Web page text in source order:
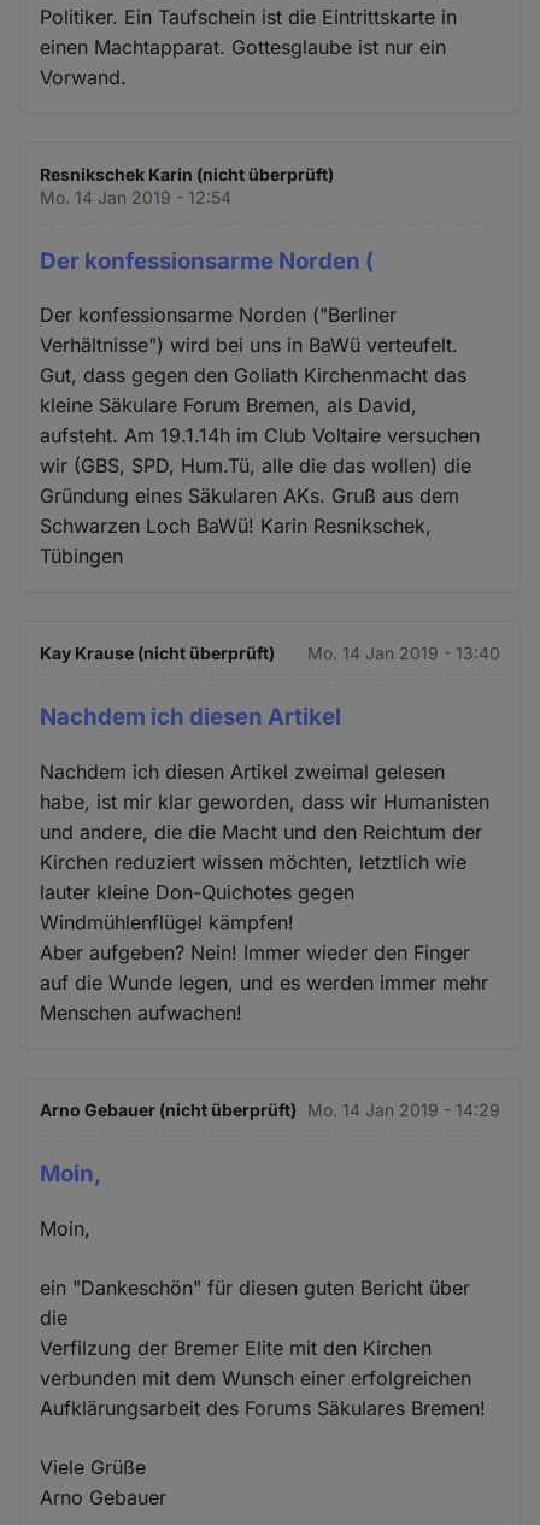
Politiker. Ein Taufschein ist die Eintrittskarte in
einen Machtapparat. Gottesglaube ist nur ein
Vorwand.
Resnikschek Karin (nicht überprüft)
Mo. 14 Jan 2019 - 12:54
Der konfessionsarme Norden (
Der konfessionsarme Norden ("Berliner
Verhältnisse") wird bei uns in BaWü verteufelt.
Gut, dass gegen den Goliath Kirchenmacht das
kleine Säkulare Forum Bremen, als David,
aufsteht. Am 19.1.14h im Club Voltaire versuchen
wir (GBS, SPD, Hum.Tü, alle die das wollen) die
Gründung eines Säkularen AKs. Gruß aus dem
Schwarzen Loch BaWü! Karin Resnikschek,
Tübingen
Kay Krause (nicht überprüft) Mo. 14 Jan 2019 - 13:40
Nachdem ich diesen Artikel
Nachdem ich diesen Artikel zweimal gelesen
habe, ist mir klar geworden, dass wir Humanisten
und andere, die die Macht und den Reichtum der
Kirchen reduziert wissen möchten, letztlich wie
lauter kleine Don-Quichotes gegen
Windmühlenflügel kämpfen!
Aber aufgeben? Nein! Immer wieder den Finger
auf die Wunde legen, und es werden immer mehr
Menschen aufwachen!
Arno Gebauer (nicht überprüft) Mo. 14 Jan 2019 - 14:29
Moin,
Moin,
ein "Dankeschön" für diesen guten Bericht über
die
Verfilzung der Bremer Elite mit den Kirchen
verbunden mit dem Wunsch einer erfolgreichen
Aufklärungsarbeit des Forums Säkulares Bremen!
Viele Grüße
Arno Gebauer